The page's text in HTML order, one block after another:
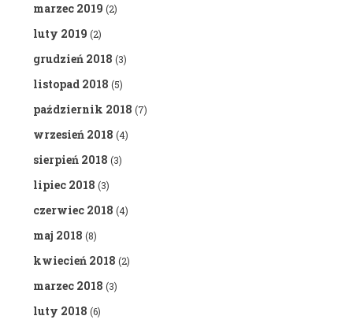
marzec 2019 (2)
luty 2019 (2)
grudzień 2018 (3)
listopad 2018 (5)
październik 2018 (7)
wrzesień 2018 (4)
sierpień 2018 (3)
lipiec 2018 (3)
czerwiec 2018 (4)
maj 2018 (8)
kwiecień 2018 (2)
marzec 2018 (3)
luty 2018 (6)